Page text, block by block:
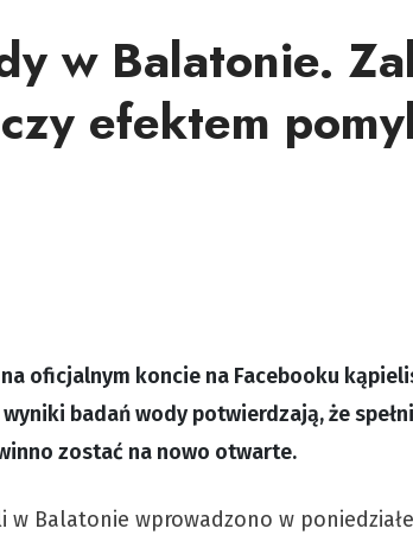
w Balatonie.
efektem
oficjalnym koncie na Facebooku
badań wody potwierdzają, że
zostać na nowo otwarte.
w Balatonie wprowadzono w